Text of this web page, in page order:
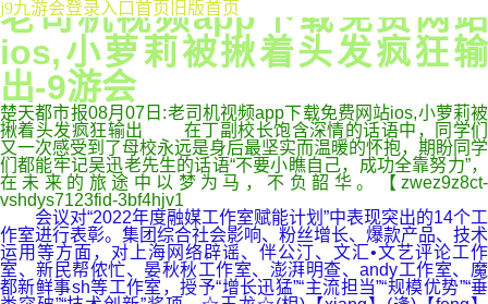
j9九游会登录入口首页旧版首页
老司机视频app下载免费网站
ios,小萝莉被揪着头发疯狂输
出-9游会
楚天都市报08月07日:老司机视频app下载免费网站ios,小萝莉被
揪着头发疯狂输出 在丁副校长饱含深情的话语中，同学们
又一次感受到了母校永远是身后最坚实而温暖的怀抱，期盼同学
们都能牢记吴迅老先生的话语“不要小瞧自己，成功全靠努力”，
在未来的旅途中以梦为马，不负韶华。【zwez9z8ct-
vshdys7123fid-3bf4hjv1
会议对“2022年度融媒工作室赋能计划”中表现突出的14个工
作室进行表彰。集团综合社会影响、粉丝增长、爆款产品、技术
运用等方面，对上海网络辟谣、伴公汀、文汇•文艺评论工作
室、新民帮侬忙、晏秋秋工作室、澎湃明查、andy工作室、魔
都新鲜事sh等工作室，授予“增长迅猛”“主流担当”“规模优势”“垂